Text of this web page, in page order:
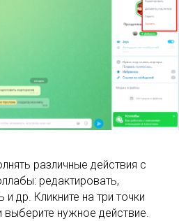
различные действия с
редактировать,
и др. Кликните на три точки
нужное действие.